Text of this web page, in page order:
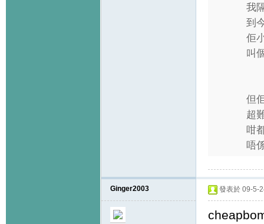
我
到
佢
叫
但
超
咁
唔
Ginger2003 發表於 09-5-